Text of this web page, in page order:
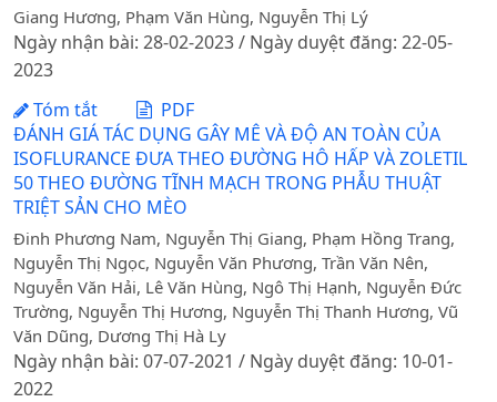
Giang Hương, Phạm Văn Hùng, Nguyễn Thị Lý
Ngày nhận bài: 28-02-2023 / Ngày duyệt đăng: 22-05-
2023
Tóm tắt
PDF
ĐÁNH GIÁ TÁC DỤNG GÂY MÊ VÀ ĐỘ AN TOÀN CỦA
ISOFLURANCE ĐƯA THEO ĐƯỜNG HÔ HẤP VÀ ZOLETIL
50 THEO ĐƯỜNG TĨNH MẠCH TRONG PHẪU THUẬT
TRIỆT SẢN CHO MÈO
Đinh Phương Nam, Nguyễn Thị Giang, Phạm Hồng Trang,
Nguyễn Thị Ngọc, Nguyễn Văn Phương, Trần Văn Nên,
Nguyễn Văn Hải, Lê Văn Hùng, Ngô Thị Hạnh, Nguyễn Đức
Trường, Nguyễn Thị Hương, Nguyễn Thị Thanh Hương, Vũ
Văn Dũng, Dương Thị Hà Ly
Ngày nhận bài: 07-07-2021 / Ngày duyệt đăng: 10-01-
2022